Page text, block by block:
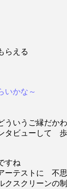
らえる
いかな～
いうご縁だか
タビューして
すね
ーテストに 不
クスクリーン